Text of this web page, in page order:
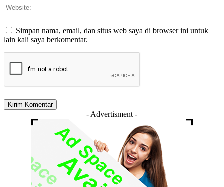
Simpan nama, email, dan situs web saya di browser ini untuk
lain kali saya berkomentar.
- Advertisment -